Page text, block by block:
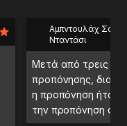
Αμπντουλάχ
Νταντάσι
Μετά από τρεις
προπόνησης,
η προπόνηση ήταν
την προπόνηση στο